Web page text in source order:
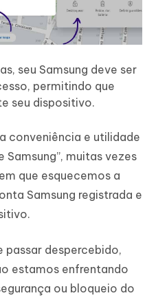
seu Samsung deve ser
permitindo que
seu dispositivo.
conveniência e utilidade
Samsung”, muitas vezes
que esquecemos a
Samsung registrada e
passar despercebido,
estamos enfrentando
ou bloqueio do